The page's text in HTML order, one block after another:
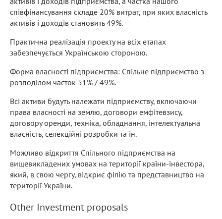
співфінансування складе 20% витрат, при яких власність
активів і доходів становить 49%.
Практична реалізація проекту на всіх етапах
забезпечується Українською стороною.
Форма власності підприємства: Спільне підприємство з
розподілом часток 51% / 49%.
Всі активи будуть належати підприємству, включаючи
права власності на землю, договори емфітевзису,
договору оренди, техніка, обладнання, інтелектуальна
власність, селекційні розробки та ін.
Можливо відкриття Спільного підприємства на
вищевикладених умовах на території країни-інвестора,
який, в свою чергу, відкриє філію та представництво на
території України.
Other Investment proposals